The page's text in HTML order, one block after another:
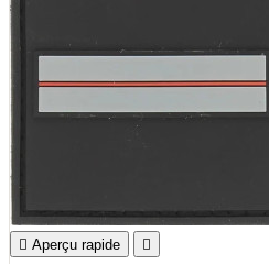
 Aperçu rapide 